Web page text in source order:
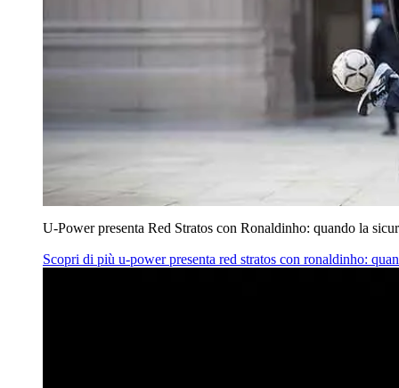
U‑Power presenta Red Stratos con Ronaldinho: quando la
Scopri di più u‑power presenta red stratos con ronaldinho: